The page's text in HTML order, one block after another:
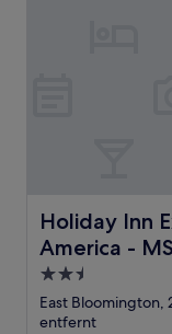
Holiday Inn
America -
Holiday Inn
2.5-
Sterne-
Unterkunft
East Bloomington,
entfernt